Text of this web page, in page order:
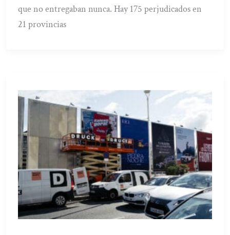
que no entregaban nunca. Hay 175 perjudicados en
21 provincias